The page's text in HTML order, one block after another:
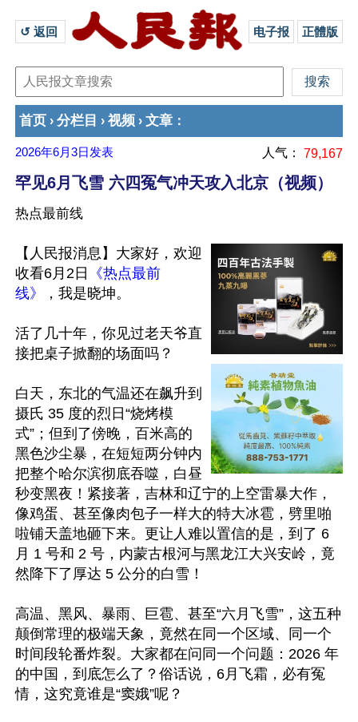
↺ 返回 电子报 正體版
首页 › 分栏目 › 视频 › 文章 ：
2026年6月3日 发表 人气： 79,167
罕见6月飞雪 六四冤气冲天攻入北京（视频）
热点最前线
【人民报消息】大家好，欢迎
收看6月2日
《热点最前
线》
，我是晓坤。
活了几十年，你见过老天爷直
接把桌子掀翻的场面吗？
白天，东北的气温还在飙升到
摄氏 35 度的烈日“烧烤模
式”；但到了傍晚，百米高的
黑色沙尘暴，在短短两分钟内
把整个哈尔滨彻底吞噬，白昼
秒变黑夜！紧接著，吉林和辽宁的上空雷暴大作，
像鸡蛋、甚至像肉包子一样大的特大冰雹，劈里啪
啦铺天盖地砸下来。更让人难以置信的是，到了 6
月 1 号和 2 号，内蒙古根河与黑龙江大兴安岭，竟
然降下了厚达 5 公分的白雪！
高温、黑风、暴雨、巨雹、甚至“六月飞雪”，这五种
颠倒常理的极端天象，竟然在同一个区域、同一个
时间段轮番炸裂。大家都在问同一个问题：2026 年
的中国，到底怎么了？俗话说，6月飞霜，必有冤
情，这究竟谁是“窦娥”呢？